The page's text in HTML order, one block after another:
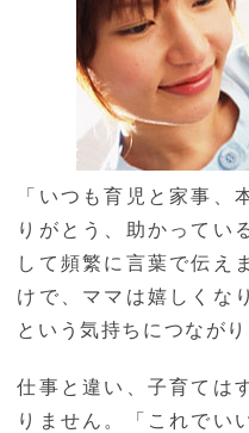
「いつも育児と家事、
りがとう、助かってい
して頻繁に言葉で伝え
けで、ママは嬉しくな
という気持ちにつながり
仕事と違い、子育ては
りません。「これでい